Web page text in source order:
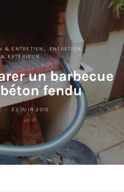
& ENTRETIEN
ENTRETIEN
EXTÉRIEUR
un barbecue
fendu
22 JUIN 2015